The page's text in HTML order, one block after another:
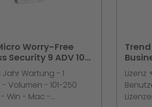
Worry-Free
Security 9 ADV 101-
1 Jahr
5er Schritt
Jahr Wartung - 1
Volumen - 101-250
- Win - Mac -
Lizenz